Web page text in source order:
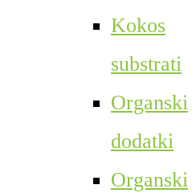
Kokos
substrati
Organski
dodatki
Organski